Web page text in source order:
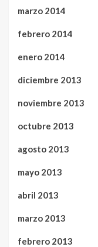
marzo 2014
febrero 2014
enero 2014
diciembre 2013
noviembre 2013
octubre 2013
agosto 2013
mayo 2013
abril 2013
marzo 2013
febrero 2013